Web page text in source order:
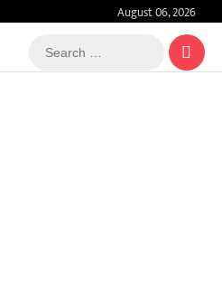
August 06, 2026
Search
…